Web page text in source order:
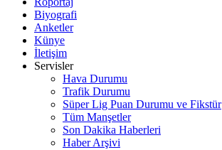
Biyografi
Anketler
Künye
İletişim
Servisler
Hava Durumu
Trafik Durumu
Süper Lig Puan Durumu ve Fikstür
Tüm Manşetler
Son Dakika Haberleri
Haber Arşivi